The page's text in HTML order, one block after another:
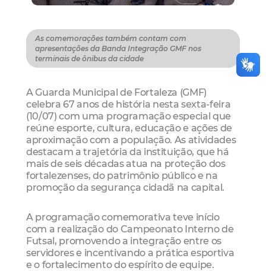
As comemorações também contam com
apresentações da Banda Integração GMF nos
terminais de ônibus da cidade
A Guarda Municipal de Fortaleza (GMF)
celebra 67 anos de história nesta sexta-feira
(10/07) com uma programação especial que
reúne esporte, cultura, educação e ações de
aproximação com a população. As atividades
destacam a trajetória da instituição, que há
mais de seis décadas atua na proteção dos
fortalezenses, do patrimônio público e na
promoção da segurança cidadã na capital.
A programação comemorativa teve início
com a realização do Campeonato Interno de
Futsal, promovendo a integração entre os
servidores e incentivando a prática esportiva
e o fortalecimento do espírito de equipe.